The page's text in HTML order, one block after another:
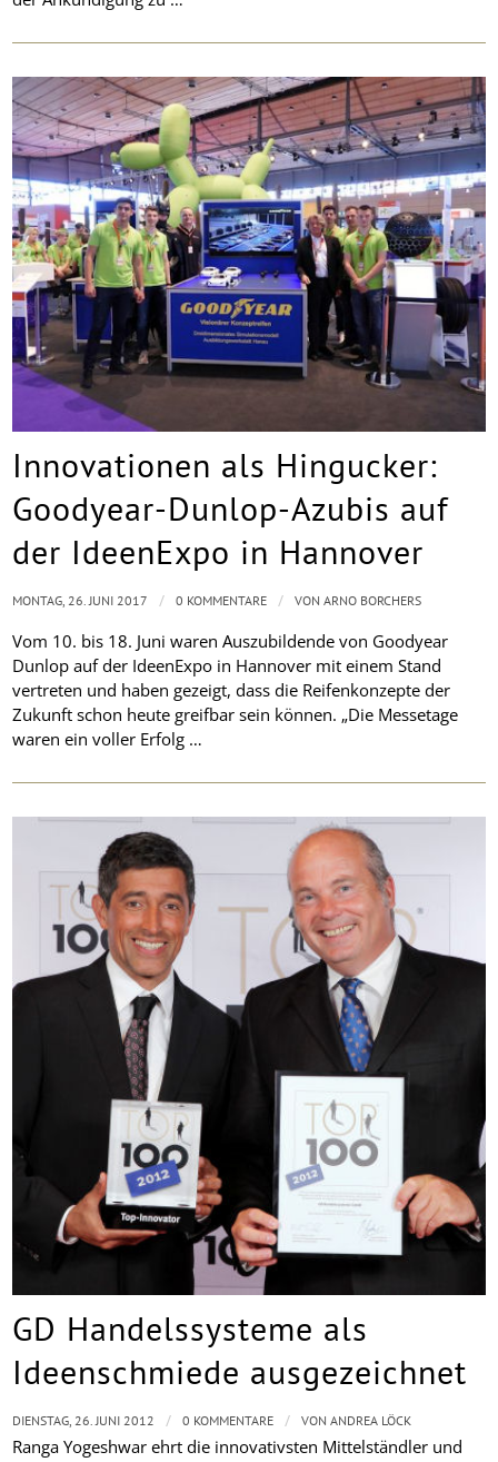
Innovationen als Hingucker:
Goodyear-Dunlop-Azubis auf
der IdeenExpo in Hannover
Vom 10. bis 18. Juni waren Auszubildende von Goodyear
Dunlop auf der IdeenExpo in Hannover mit einem Stand
vertreten und haben gezeigt, dass die Reifenkonzepte der
Zukunft schon heute greifbar sein können. „Die Messetage
waren ein voller Erfolg …
MONTAG, 26. JUNI 2017 / 0 KOMMENTARE / VONARNO BORCHERS
GD Handelssysteme als
Ideenschmiede ausgezeichnet
Ranga Yogeshwar ehrt die innovativsten Mittelständler und
DIENSTAG, 26. JUNI 2012 / 0 KOMMENTARE / VONANDREA LÖCK